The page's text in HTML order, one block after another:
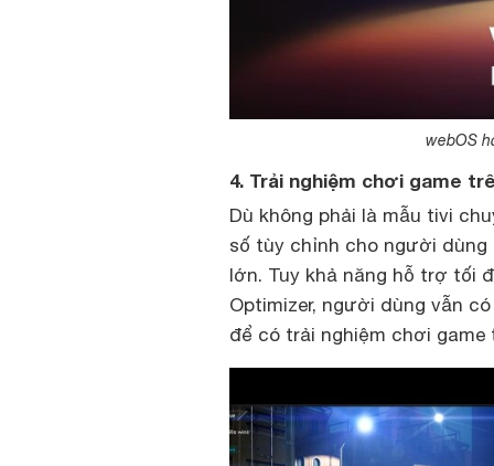
webOS
4. Trải nghiệm chơi game
Dù không phải là mẫu tivi
số tùy chỉnh cho người dùng
lớn. Tuy khả năng hỗ trợ tối
Optimizer, người dùng vẫn
để có trải nghiệm chơi game